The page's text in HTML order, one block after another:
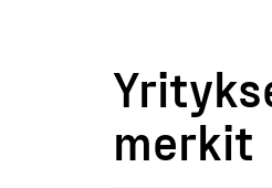
merkit